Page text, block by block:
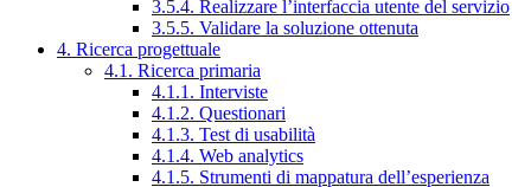
3.5.4. Realizzare l’interfaccia utente del servizio
3.5.5. Validare la soluzione ottenuta
4. Ricerca progettuale
4.1. Ricerca primaria
4.1.1. Interviste
4.1.2. Questionari
4.1.3. Test di usabilità
4.1.4. Web analytics
4.1.5. Strumenti di mappatura dell’esperienza